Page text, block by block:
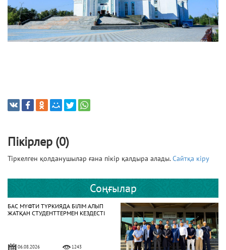
Пікірлер (0)
Тіркелген қолданушылар ғана пікір қалдыра алады.Сайтқа кіру
Соңғылар
БАС МҮФТИ ТҮРКИЯДА БІЛІМ АЛЫП
ЖАТҚАН СТУДЕНТТЕРМЕН КЕЗДЕСТІ
06.08.2026 1243